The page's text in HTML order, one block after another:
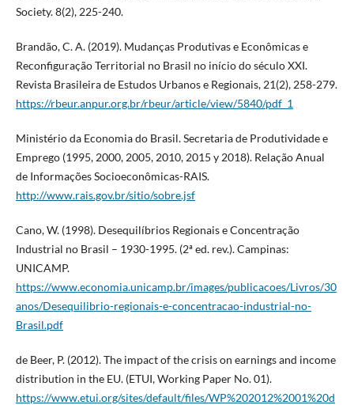
Society. 8(2), 225-240.
Brandão, C. A. (2019). Mudanças Produtivas e Econômicas e
Reconfiguração Territorial no Brasil no início do século XXI.
Revista Brasileira de Estudos Urbanos e Regionais, 21(2), 258-279.
https://rbeur.anpur.org.br/rbeur/article/view/5840/pdf_1
Ministério da Economia do Brasil. Secretaria de Produtividade e
Emprego (1995, 2000, 2005, 2010, 2015 y 2018). Relação Anual
de Informações Socioeconômicas-RAIS.
http://www.rais.gov.br/sitio/sobre.jsf
Cano, W. (1998). Desequilíbrios Regionais e Concentração
Industrial no Brasil – 1930-1995. (2ª ed. rev.). Campinas:
UNICAMP.
https://www.economia.unicamp.br/images/publicacoes/Livros/30
anos/Desequilibrio-regionais-e-concentracao-industrial-no-
Brasil.pdf
de Beer, P. (2012). The impact of the crisis on earnings and income
distribution in the EU. (ETUI, Working Paper No. 01).
https://www.etui.org/sites/default/files/WP%202012%2001%20d